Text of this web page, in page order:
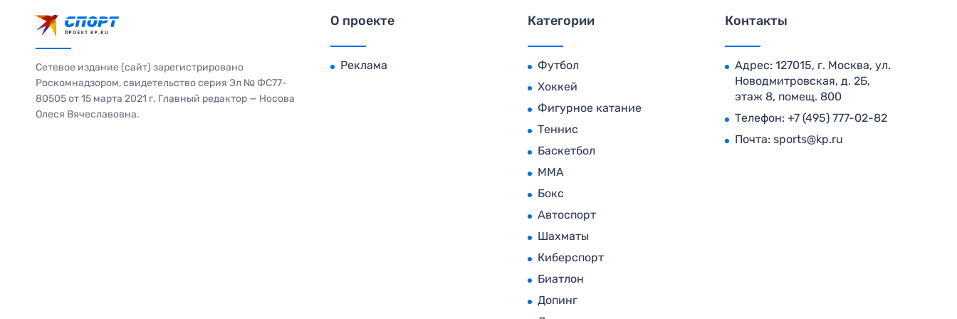
Сетевое издание (сайт) зарегистрировано
Роскомнадзором, свидетельство серия Эл № ФС77-
80505 от 15 марта 2021 г. Главный редактор — Носова
Олеся Вячеславовна.
О проекте
Реклама
Категории
Футбол
Хоккей
Фигурное катание
Теннис
Баскетбол
MMA
Бокс
Автоспорт
Шахматы
Киберспорт
Биатлон
Допинг
Контакты
Адрес: 127015, г. Москва, ул.
Новодмитровская, д. 2Б,
этаж 8, помещ. 800
Телефон: +7 (495) 777-02-82
Почта: sports@kp.ru